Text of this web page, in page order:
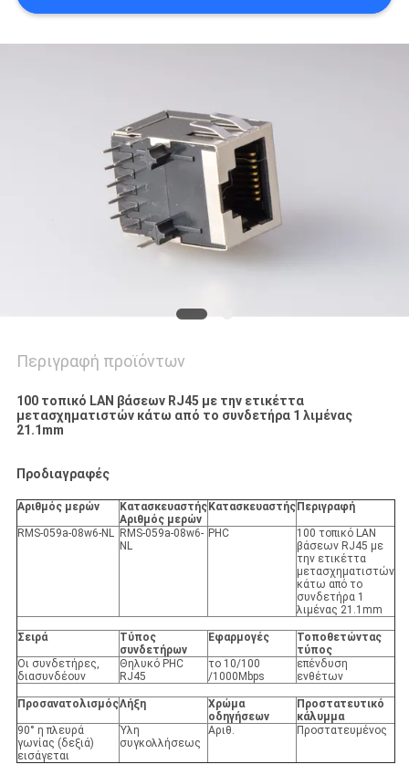
Περιγραφή προϊόντων
100 τοπικό LAN βάσεων RJ45 με την ετικέττα
μετασχηματιστών κάτω από το συνδετήρα 1 λιμένας
21.1mm
Προδιαγραφές
Αριθμός μερών
Κατασκευαστής
Αριθμός μερών
Κατασκευαστής Περιγραφή
RMS-059a-08w6-NL RMS-059a-08w6-
NL
PHC
100 τοπικό LAN
βάσεων RJ45 με
την ετικέττα
μετασχηματιστών
κάτω από το
συνδετήρα 1
λιμένας 21.1mm
Σειρά
Τύπος
συνδετήρων
Εφαρμογές
Τοποθετώντας
τύπος
Οι συνδετήρες,
διασυνδέουν
Θηλυκό PHC
RJ45
το 10/100
/1000Mbps
επένδυση
ενθέτων
ΠροσανατολισμόςΛήξη
Χρώμα
οδηγήσεων
Προστατευτικό
κάλυμμα
90° η πλευρά
γωνίας (δεξιά)
εισάγεται
Ύλη
συγκολλήσεως
Αριθ. Προστατευμένος